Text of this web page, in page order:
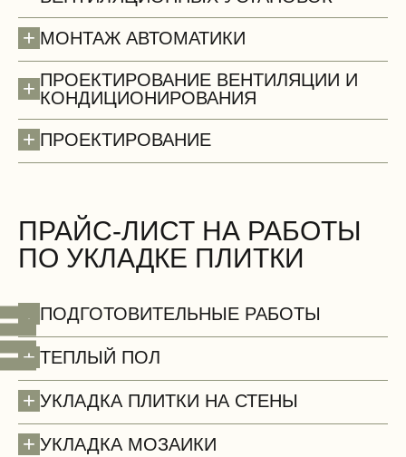
+ МОНТАЖ АВТОМАТИКИ
+ ПРОЕКТИРОВАНИЕ ВЕНТИЛЯЦИИ И
КОНДИЦИОНИРОВАНИЯ
+ ПРОЕКТИРОВАНИЕ
ПРАЙС-ЛИСТ НА РАБОТЫ
ПО УКЛАДКЕ ПЛИТКИ
+ ПОДГОТОВИТЕЛЬНЫЕ РАБОТЫ
+ ТЕПЛЫЙ ПОЛ
+ УКЛАДКА ПЛИТКИ НА СТЕНЫ
+ УКЛАДКА МОЗАИКИ